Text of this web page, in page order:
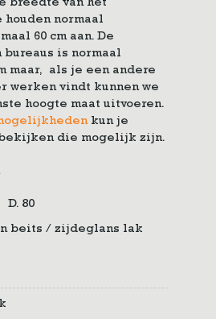
breedte van het
normaal
60 cm aan. De
bureaus is normaal
maar, als je een andere
werken vindt kunnen we
hoogte maat uitvoeren.
kun je
die mogelijk zijn.
D. 80
beits / zijdeglans lak